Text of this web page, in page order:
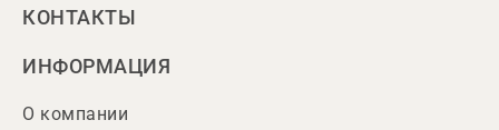
КОНТАКТЫ
ИНФОРМАЦИЯ
О компании